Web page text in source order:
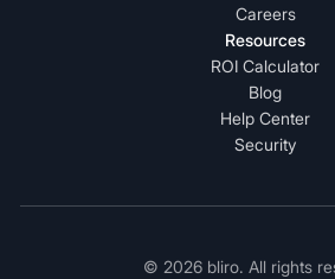
Careers
Resources
ROI Calculator
Blog
Help Center
Security
© 2026 bliro. All rights